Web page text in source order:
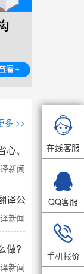
多 >>
心、省力、省时
新闻
译公司翻译
新闻
做?
新闻

在线客服

QQ客服

手机报价